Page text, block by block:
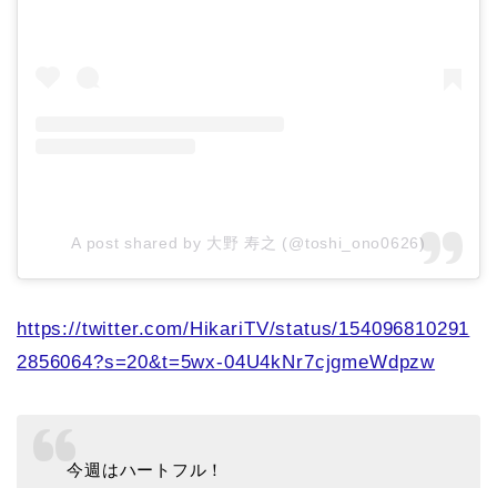
A post shared by 大野 寿之 (@toshi_ono0626)
https://twitter.com/HikariTV/status/154096810291
2856064?s=20&t=5wx-04U4kNr7cjgmeWdpzw
今週はハートフル！